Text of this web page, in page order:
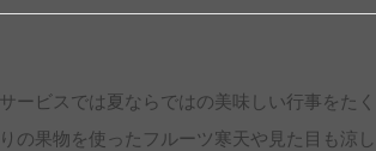
ービスでは夏ならではの美味しい行事をたく
の果物を使ったフルーツ寒天や見た目も涼